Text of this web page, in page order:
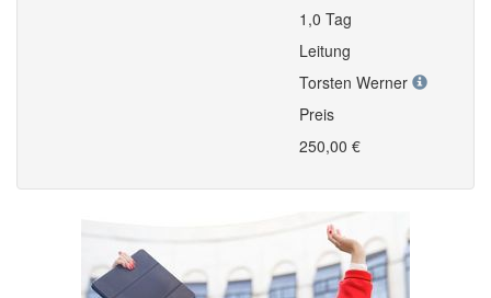
1,0 Tag
Leitung
Torsten Werner
Preis
250,00 €